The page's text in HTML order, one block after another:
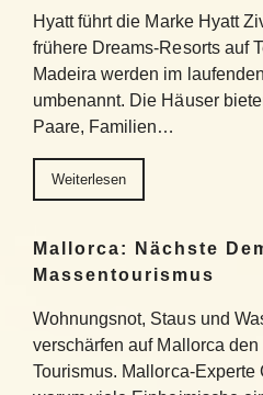
Hyatt führt die Marke Hyatt
frühere Dreams-Resorts auf
Madeira werden im
umbenannt. Die Häuser
Paare, Familien…
Weiterlesen
Mallorca: Nächste
Massentourismus
Wohnungsnot, Staus und
verschärfen auf Mallorca
Tourismus. Mallorca-Experte